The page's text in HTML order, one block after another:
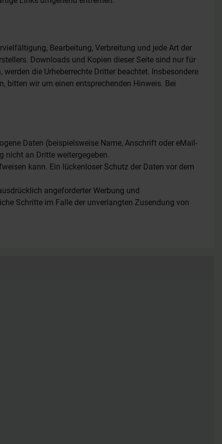
Bearbeitung, Verbreitung und jede Art der
Downloads und Kopien dieser Seite sind nur für
die Urheberrechte Dritter beachtet. Insbesondere
bitten wir um einen entsprechenden Hinweis. Bei
Daten (beispielsweise Name, Anschrift oder eMail-
nicht an Dritte weitergegeben.
kann. Ein lückenloser Schutz der Daten vor dem
angeforderter Werbung und
Schritte im Falle der unverlangten Zusendung von